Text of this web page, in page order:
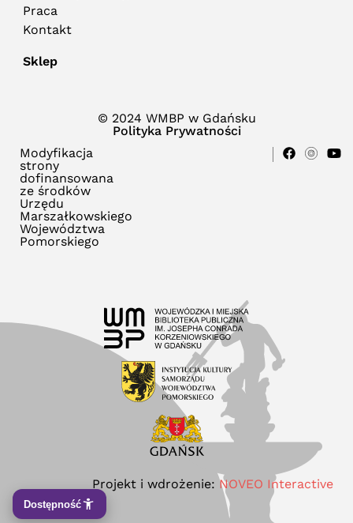
Praca
Kontakt
Sklep
© 2024 WMBP w Gdańsku
Polityka Prywatności
Modyfikacja
strony
dofinansowana
ze środków
Urzędu
Marszałkowskiego
Województwa
Pomorskiego
Projekt i wdrożenie: NOVEO Interactive
Dostępność